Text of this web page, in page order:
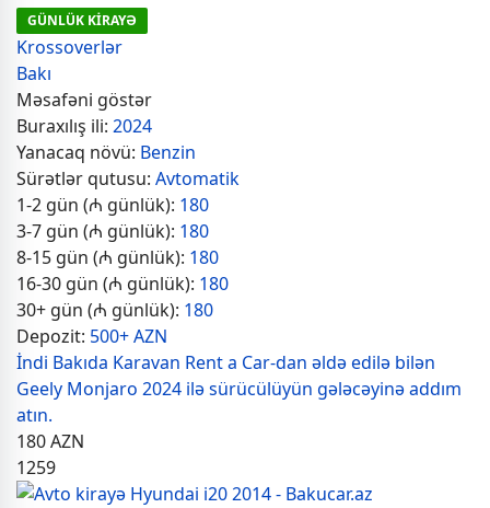
GÜNLÜK KİRAYƏ
Krossoverlər
Bakı
Məsafəni göstər
Buraxılış ili: 2024
Yanacaq növü: Benzin
Sürətlər qutusu: Avtomatik
1-2 gün (₼ günlük): 180
3-7 gün (₼ günlük): 180
8-15 gün (₼ günlük): 180
16-30 gün (₼ günlük): 180
30+ gün (₼ günlük): 180
Depozit: 500+ AZN
İndi Bakıda Karavan Rent a Car-dan əldə edilə bilən
Geely Monjaro 2024 ilə sürücülüyün gələcəyinə addım
atın.
180AZN
1259